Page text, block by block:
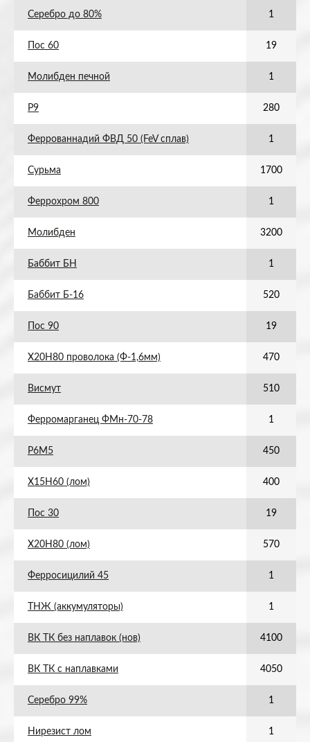
Серебро до 80% 1
Пос 60 19
Молибден печной 1
Р9 280
Феррованнадий ФВД 50 (FeV сплав) 1
Сурьма 1700
Феррохром 800 1
Молибден 3200
Баббит БН 1
Баббит Б-16 520
Пос 90 19
Х20Н80 проволока (Ф-1,6мм) 470
Висмут 510
Ферромарганец ФМн-70-78 1
Р6М5 450
Х15Н60 (лом) 400
Пос 30 19
Х20Н80 (лом) 570
Ферросицилий 45 1
ТНЖ (аккумуляторы) 1
ВК ТК без наплавок (нов) 4100
ВК ТК с наплавками 4050
Серебро 99% 1
Нирезист лом 1